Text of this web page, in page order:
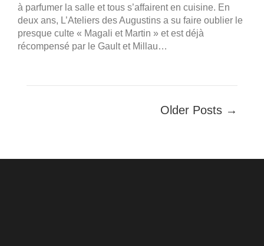
à parfumer la salle et tous s’affairent en cuisine. En
deux ans, L’Ateliers des Augustins a su faire oublier le
presque culte « Magali et Martin » et est déjà
récompensé par le Gault et Millau…
Older Posts →